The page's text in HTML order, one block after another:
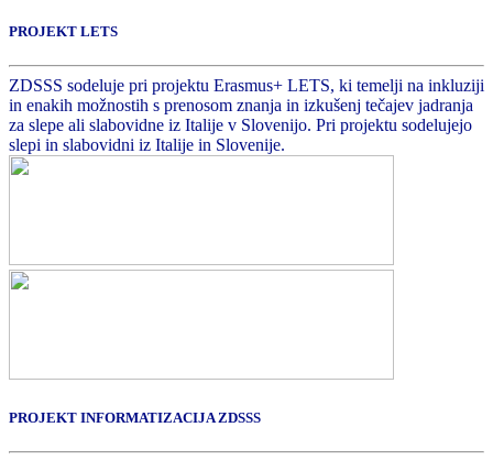
PROJEKT LETS
ZDSSS sodeluje pri projektu Erasmus+ LETS, ki temelji na inkluziji
in enakih možnostih s prenosom znanja in izkušenj tečajev jadranja
za slepe ali slabovidne iz Italije v Slovenijo. Pri projektu sodelujejo
slepi in slabovidni iz Italije in Slovenije.
PROJEKT INFORMATIZACIJA ZDSSS